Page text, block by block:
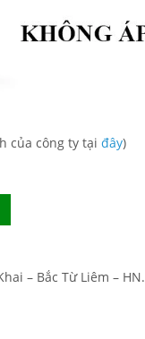
của công ty tại đây)
– Bắc Từ Liêm – HN.